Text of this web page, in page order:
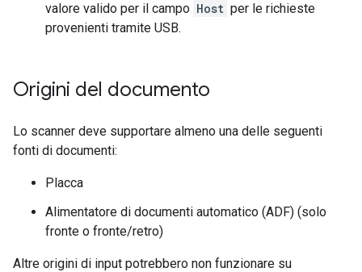
valore valido per il campo Host per le richieste
provenienti tramite USB.
Origini del documento
Lo scanner deve supportare almeno una delle seguenti
fonti di documenti:
Placca
Alimentatore di documenti automatico (ADF) (solo
fronte o fronte/retro)
Altre origini di input potrebbero non funzionare su